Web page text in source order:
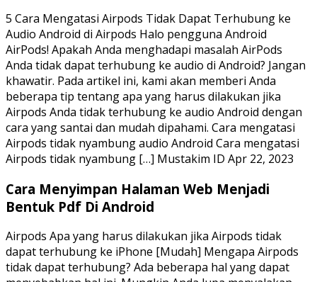
5 Cara Mengatasi Airpods Tidak Dapat Terhubung ke
Audio Android di Airpods Halo pengguna Android
AirPods! Apakah Anda menghadapi masalah AirPods
Anda tidak dapat terhubung ke audio di Android? Jangan
khawatir. Pada artikel ini, kami akan memberi Anda
beberapa tip tentang apa yang harus dilakukan jika
Airpods Anda tidak terhubung ke audio Android dengan
cara yang santai dan mudah dipahami. Cara mengatasi
Airpods tidak nyambung audio Android Cara mengatasi
Airpods tidak nyambung […] Mustakim ID Apr 22, 2023
Cara Menyimpan Halaman Web Menjadi
Bentuk Pdf Di Android
Airpods Apa yang harus dilakukan jika Airpods tidak
dapat terhubung ke iPhone [Mudah] Mengapa Airpods
tidak dapat terhubung? Ada beberapa hal yang dapat